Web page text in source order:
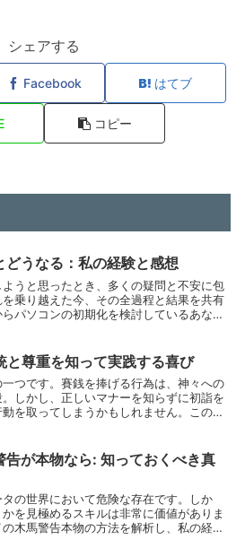
シェアする
Facebook はてブ
コピー
どうなる：私の経験と感想
うと思ったとき、多くの疑問と不安に包
乗り越えた今、その全過程と結果を共有
パソコンの初期化を検討しているあなた
と尊重を知って実践する喜び
つです。賽銭を捧げる行為は、神々への
しかし、正しいマナーを知らずに初詣を
を取ってしまうかもしれません。この記
告が本物なら: 知っておくべき真
の世界において危険な存在です。しか
を見極めるスキルは非常に価値がありま
木馬警告本物の方法を解析し、私の経験